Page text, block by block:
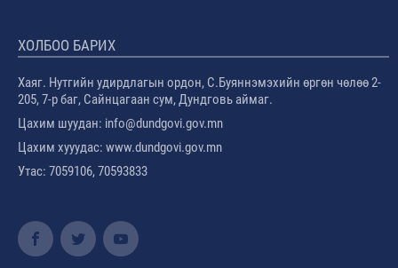
ХОЛБОО БАРИХ
Хаяг. Нутгийн удирдлагын ордон, С.Буяннэмэхийн өргөн чөлөө 2-
205, 7-р баг, Сайнцагаан сум, Дундговь аймаг.
Цахим шуудан: info@dundgovi.gov.mn
Цахим хууудас: www.dundgovi.gov.mn
Утас: 7059106, 70593833